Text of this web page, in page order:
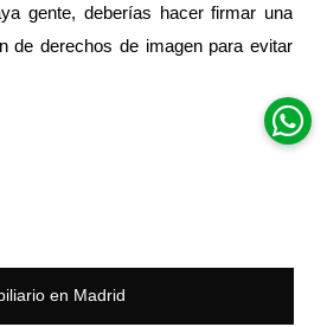
gente, deberías hacer firmar una
de derechos de imagen para evitar
en Madrid